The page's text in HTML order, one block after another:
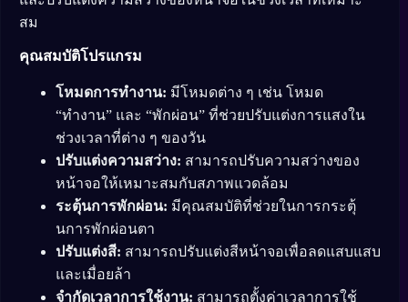
สม
คุณสมบัติโปรแกรม
โหมดการทำงาน: มีโหมดต่าง ๆ เช่น โหมด
“ทำงาน” และ “พักผ่อน” ที่ช่วยปรับแต่งการแสงใน
ช่วงเวลาที่ต่าง ๆ ของวัน
ปรับแต่งความสว่าง: สามารถปรับความสว่างของ
หน้าจอให้เหมาะสมกับสภาพแวดล้อม
ระตุ้นการพักผ่อน: มีคุณสมบัติที่ช่วยในการกระตุ้
นการพักผ่อนตา
ปรับแต่งสี: สามารถปรับแต่งสีหน้าจอเพื่อลดแสบแสบ
และเมื่อยล้า
จำกัดเวลาการใช้งาน: สามารถตั้งค่าเวลาการใช้